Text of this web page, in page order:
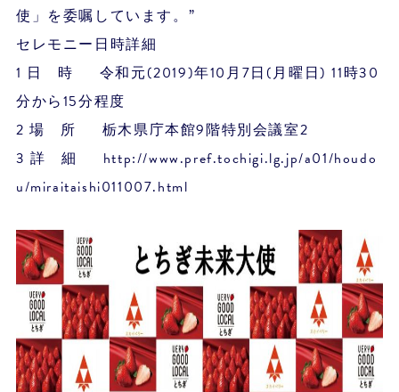
使」を委嘱しています。”
セレモニー日時詳細
1 日 時 令和元(2019)年10月7日(月曜日) 11時30
分から15分程度
2 場 所 栃木県庁本館9階特別会議室2
3 詳 細 http://www.pref.tochigi.lg.jp/a01/houdo
u/miraitaishi011007.html